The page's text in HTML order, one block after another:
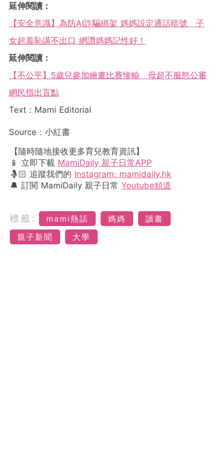
延伸閱讀：
【安全意識】為防AI詐騙綁架 媽媽設定通話暗號 子
女超羞恥講不出口 網讚媽媽記性好！
延伸閱讀：
【不公平】5歲兒參加繪畫比賽慘輸 母超不服怒公審
網民指出盲點
Text：Mami Editorial
Source：小紅書
【隨時隨地接收更多育兒教育資訊】
📱 立即下載 MamiDaily 親子日常APP
🤱🏻 追蹤我們的 Instagram: mamidaily.hk
🔔 訂閱 MamiDaily 親子日常 Youtube頻道
標籤: mami熱話 媽媽
讀書
親子新聞
大學